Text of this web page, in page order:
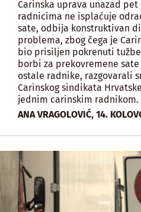
Carinska uprava unazad
radnicima ne isplaćuje
sate, odbija konstruktivan
problema, zbog čega je
bio prisiljen pokrenuti
borbi za prekovremene
ostale radnike, razgovarali
Carinskog sindikata
jednim carinskim radnikom.
ANA VRAGOLOVIĆ, 14.